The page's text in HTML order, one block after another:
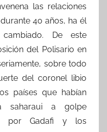
las relaciones
40 años, ha él
cambiado. De este
del Polisario en
sobre todo
del coronel libio
países que habían
saharaui a golpe
por Gadafi y los